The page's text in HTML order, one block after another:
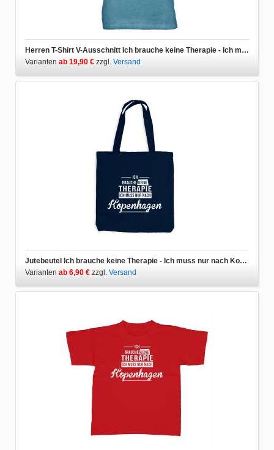
Herren T-Shirt V-Ausschnitt Ich brauche keine Therapie - Ich muss nur nach Kopenhagen
Varianten ab 19,90 € zzgl. Versand
Jutebeutel Ich brauche keine Therapie - Ich muss nur nach Kopenhagen
Varianten ab 6,90 € zzgl. Versand